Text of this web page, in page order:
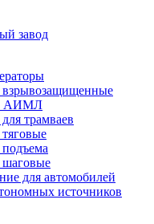
взрывозащищенные
АИМЛ
трамваев
шаговые
для автомобилей
источников